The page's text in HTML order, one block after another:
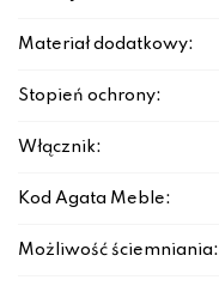
Materiał dodatkowy:
Stopień ochrony:
Włącznik:
Kod Agata Meble:
Możliwość ściemniania: